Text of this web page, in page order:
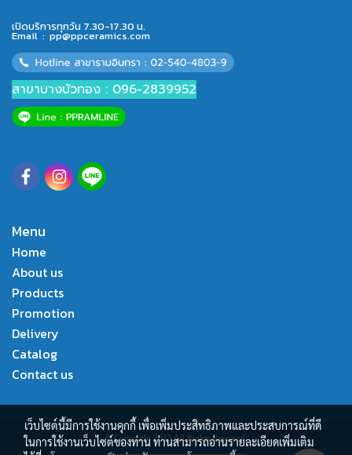
เปิดบริการทุกวัน 7.30-17.30 น.
Email : pp@ppceramics.com
สาขาบางบัวทอง : 096-2839952
Menu
Home
About us
Products
Promotion
Delivery
Catalog
Contact us
© Copyright 2015 All Rights Reserved.
เว็บไซต์นี้มีการใช้งานคุกกี้ เพื่อเพิ่มประสิทธิภาพและประสบการณ์ที่ดี
ในการใช้งานเว็บไซต์ของท่าน ท่านสามารถอ่านรายละเอียดเพิ่มเติม